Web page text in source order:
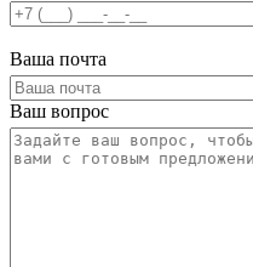
Ваша почта
Ваш вопрос